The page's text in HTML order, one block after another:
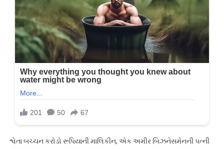
શ્વેતા બચ્ચન કરોડો રૂપિયાની માલિકીન, એક અમીર બિઝનેસમેનની પત્ની